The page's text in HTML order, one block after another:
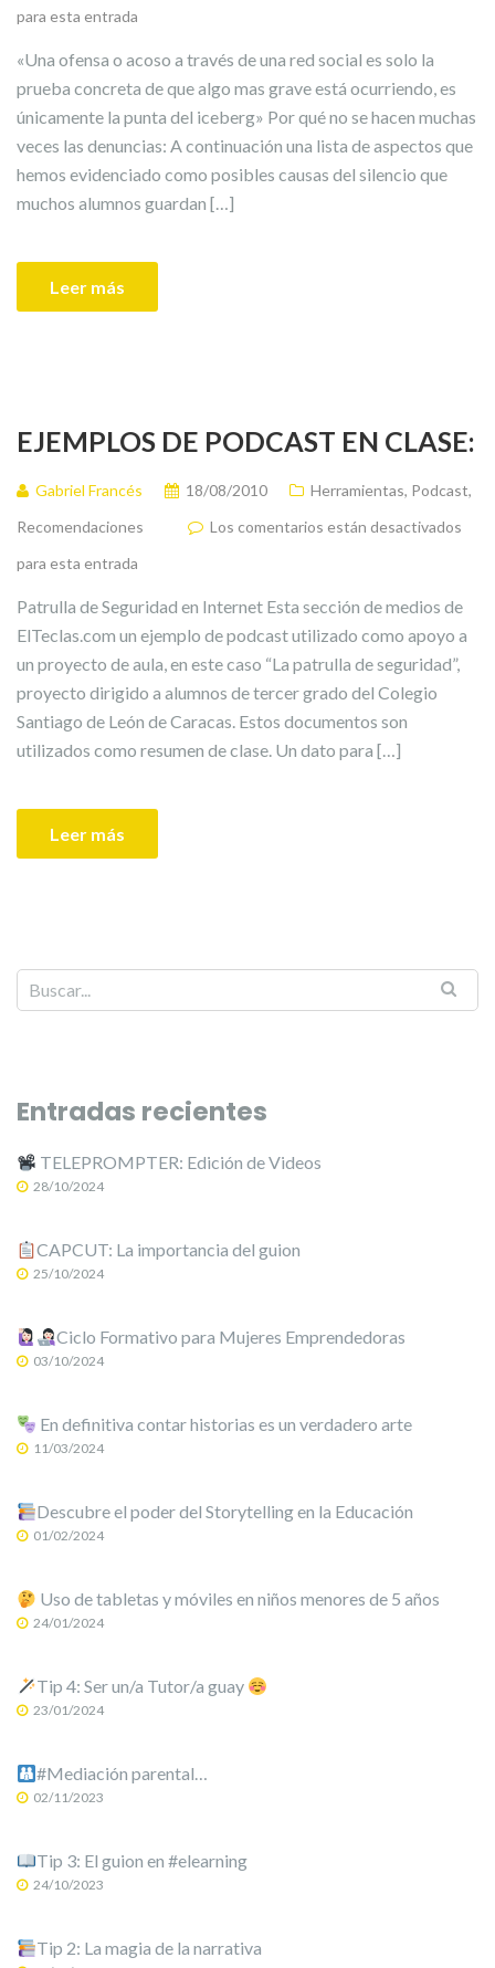
para esta entrada
«Una ofensa o acoso a través de una red social es solo la
prueba concreta de que algo mas grave está ocurriendo, es
únicamente la punta del iceberg» Por qué no se hacen muchas
veces las denuncias: A continuación una lista de aspectos que
hemos evidenciado como posibles causas del silencio que
muchos alumnos guardan […]
Leer más
EJEMPLOS DE PODCAST EN CLASE:
Gabriel Francés 18/08/2010 Herramientas, Podcast,
Recomendaciones
Los comentarios están desactivados
para esta entrada
Patrulla de Seguridad en Internet Esta sección de medios de
ElTeclas.com un ejemplo de podcast utilizado como apoyo a
un proyecto de aula, en este caso “La patrulla de seguridad”,
proyecto dirigido a alumnos de tercer grado del Colegio
Santiago de León de Caracas. Estos documentos son
utilizados como resumen de clase. Un dato para […]
Leer más
Entradas recientes
TELEPROMPTER: Edición de Videos
28/10/2024
CAPCUT: La importancia del guion
25/10/2024
Ciclo Formativo para Mujeres Emprendedoras
03/10/2024
En definitiva contar historias es un verdadero arte
11/03/2024
Descubre el poder del Storytelling en la Educación
01/02/2024
Uso de tabletas y móviles en niños menores de 5 años
24/01/2024
Tip 4: Ser un/a Tutor/a guay
23/01/2024
#Mediación parental…
02/11/2023
Tip 3: El guion en #elearning
24/10/2023
Tip 2: La magia de la narrativa